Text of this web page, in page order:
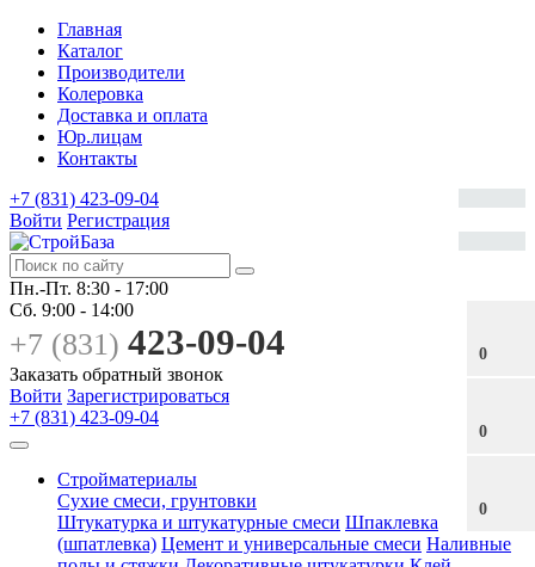
Главная
Каталог
Производители
Колеровка
Доставка и оплата
Юр.лицам
Контакты
0
0
0
+7 (831) 423-09-04
Войти Регистрация
Пн.-Пт. 8:30 - 17:00
Сб. 9:00 - 14:00
+7 (831) 423-09-04
Заказать обратный звонок
Войти Зарегистрироваться
+7 (831) 423-09-04
Стройматериалы
Сухие смеси, грунтовки
Штукатурка и штукатурные смеси Шпаклевка
(шпатлевка) Цемент и универсальные смеси Наливные